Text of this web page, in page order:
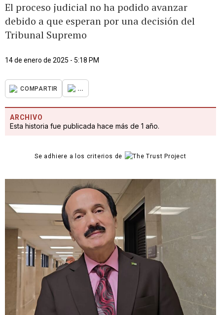
El proceso judicial no ha podido avanzar
debido a que esperan por una decisión del
Tribunal Supremo
14 de enero de 2025 - 5:18 PM
COMPARTIR ...
ARCHIVO
Esta historia fue publicada hace más de 1 año.
Se adhiere a los criterios de